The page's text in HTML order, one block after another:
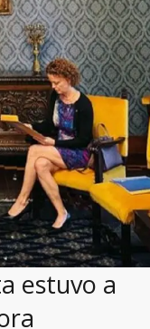
estuvo a